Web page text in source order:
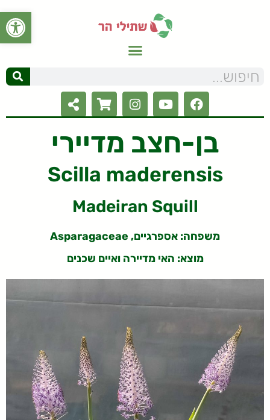
פתח
בן-חצב מדיירי
Scilla maderensis
Madeiran Squill
משפחה: אספרגיים, Asparagaceae
מוצא: האי מדיירה ואיים שכנים